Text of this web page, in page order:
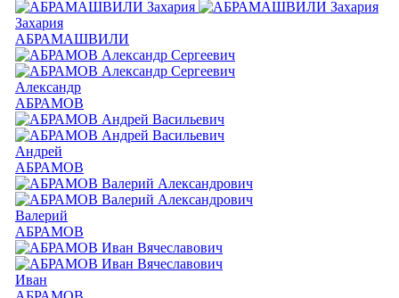
Захария
АБРАМАШВИЛИ
Александр
АБРАМОВ
Андрей
АБРАМОВ
Валерий
АБРАМОВ
Иван